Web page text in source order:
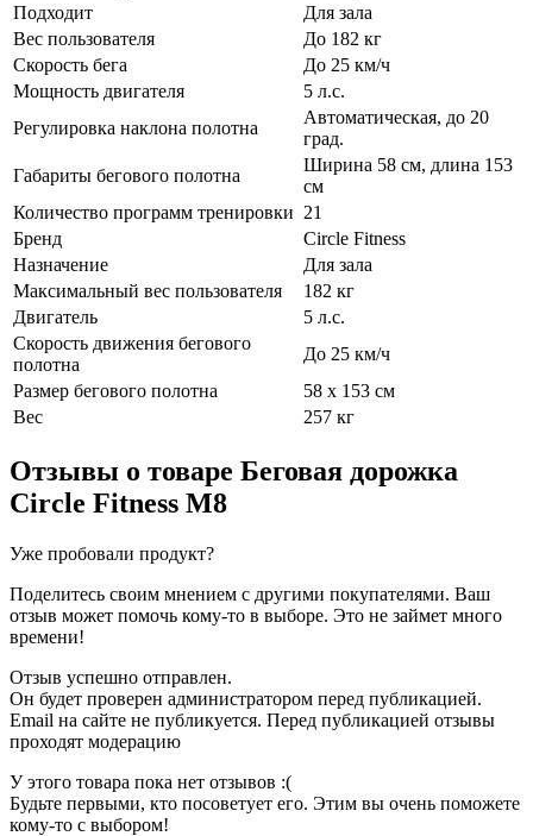
Подходит
Для зала
Вес пользователя
До 182 кг
Скорость бега
До 25 км/ч
Мощность двигателя
5 л.с.
Регулировка наклона полотна
Автоматическая, до 20
град.
Габариты бегового полотна
Ширина 58 см, длина 153
см
Количество программ тренировки 21
Бренд
Circle Fitness
Назначение
Для зала
Максимальный вес пользователя
182 кг
Двигатель
5 л.с.
Скорость движения бегового
полотна
До 25 км/ч
Размер бегового полотна
58 x 153 см
Вес
257 кг
Отзывы о товаре Беговая дорожка
Circle Fitness M8
Уже пробовали продукт?
Поделитесь своим мнением с другими покупателями. Ваш
отзыв может помочь кому-то в выборе. Это не займет много
времени!
Отзыв успешно отправлен.
Он будет проверен администратором перед публикацией.
Email на сайте не публикуется. Перед публикацией отзывы
проходят модерацию
У этого товара пока нет отзывов :(
Будьте первыми, кто посоветует его. Этим вы очень поможете
кому-то с выбором!